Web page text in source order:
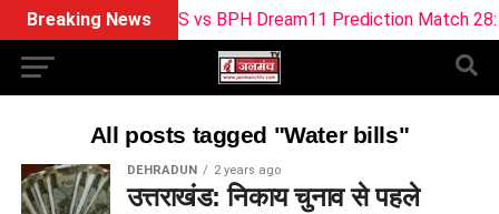
Breaking NewsLNS vs BPH Dream11 Prediction Match 28:
All posts tagged "Water bills"
DEHRADUN 2 years ago
उत्तराखंड: निकाय चुनाव से पहले